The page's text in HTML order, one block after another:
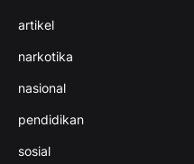
artikel
narkotika
nasional
pendidikan
sosial